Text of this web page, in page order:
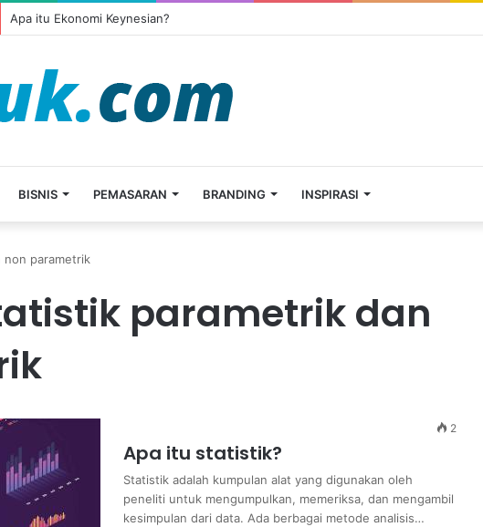
Apa itu Ekonomi Keynesian?
BISNIS PEMASARAN BRANDING INSPIRASI
non parametrik
parametrik dan
2
Apa itu statistik?
Statistik adalah kumpulan alat yang digunakan oleh
peneliti untuk mengumpulkan, memeriksa, dan mengambil
kesimpulan dari data. Ada berbagai metode analisis…